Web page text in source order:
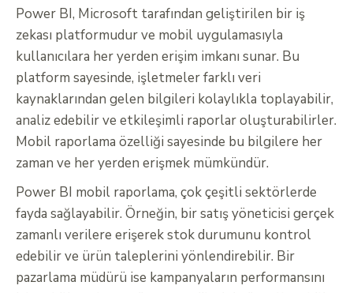
Power BI, Microsoft tarafından geliştirilen bir iş
zekası platformudur ve mobil uygulamasıyla
kullanıcılara her yerden erişim imkanı sunar. Bu
platform sayesinde, işletmeler farklı veri
kaynaklarından gelen bilgileri kolaylıkla toplayabilir,
analiz edebilir ve etkileşimli raporlar oluşturabilirler.
Mobil raporlama özelliği sayesinde bu bilgilere her
zaman ve her yerden erişmek mümkündür.
Power BI mobil raporlama, çok çeşitli sektörlerde
fayda sağlayabilir. Örneğin, bir satış yöneticisi gerçek
zamanlı verilere erişerek stok durumunu kontrol
edebilir ve ürün taleplerini yönlendirebilir. Bir
pazarlama müdürü ise kampanyaların performansını